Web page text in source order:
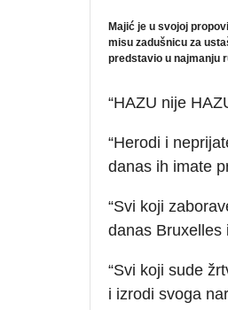
Majić je u svojoj
misu zadušnicu za
predstavio u najmanju
“HAZU nije
“Herodi i
danas ih imate
“Svi koji
danas Bruxelles
“Svi koji sude
i izrodi svoga